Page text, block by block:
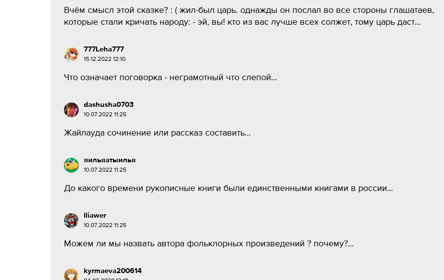
Вчём смысл этой сказке? : ( жил-был царь. однажды он послал во все стороны глашатаев,
которые стали кричать народу: - эй, вы! кто из вас лучше всех солжет, тому царь даст...
777Leha777
15.12.2022 12:10
Что означает поговорка - неграмотный что слепой...
dashusha0703
10.07.2022 11:25
Жайлауда сочинение или рассказ составить...
яильяатыилья
10.07.2022 11:25
До какого времени рукописные книги были единственными книгами в россии...
Iliawer
10.07.2022 11:25
Можем ли мы назвать автора фольклорных произведений ? почему?...
kyrmaeva200614